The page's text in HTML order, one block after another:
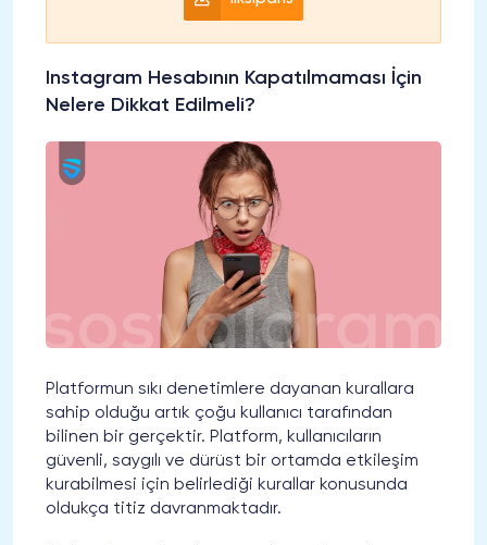
Instagram Hesabının Kapatılmaması İçin
Nelere Dikkat Edilmeli?
Platformun sıkı denetimlere dayanan kurallara
sahip olduğu artık çoğu kullanıcı tarafından
bilinen bir gerçektir. Platform, kullanıcıların
güvenli, saygılı ve dürüst bir ortamda etkileşim
kurabilmesi için belirlediği kurallar konusunda
oldukça titiz davranmaktadır.